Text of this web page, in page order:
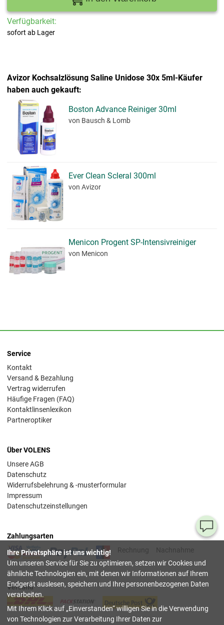
Verfügbarkeit:
sofort ab Lager
Avizor Kochsalzlösung Saline Unidose 30x 5ml-Käufer
haben auch gekauft:
Boston Advance Reiniger 30ml
von Bausch & Lomb
Ever Clean Scleral 300ml
von Avizor
Menicon Progent SP-Intensivreiniger
von Menicon
Service
Kontakt
Versand & Bezahlung
Vertrag widerrufen
Häufige Fragen (FAQ)
Kontaktlinsenlexikon
Partneroptiker
Über VOLENS
Unsere AGB
Datenschutz
Widerrufsbelehrung & -musterformular
Impressum
Datenschutzeinstellungen
Zahlungsarten
Rechnung
Nachnahme
Versand
Ihre Privatsphäre ist uns wichtig!
Um unseren Service für Sie zu optimieren, setzen wir Cookies und
ähnliche Technologien ein, mit denen wir Informationen auf Ihrem
Endgerät auslesen, speichern und Ihre personenbezogenen Daten
verarbeiten.
Mit Ihrem Klick auf Einverstanden willigen Sie in die Verwendung
von Technologien zur Verarbeitung Ihrer Daten zur
Sie